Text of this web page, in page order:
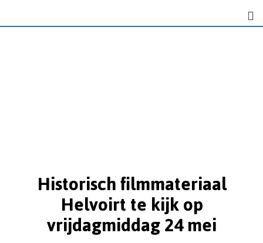
Historisch filmmateriaal
Helvoirt te kijk op
vrijdagmiddag 24 mei